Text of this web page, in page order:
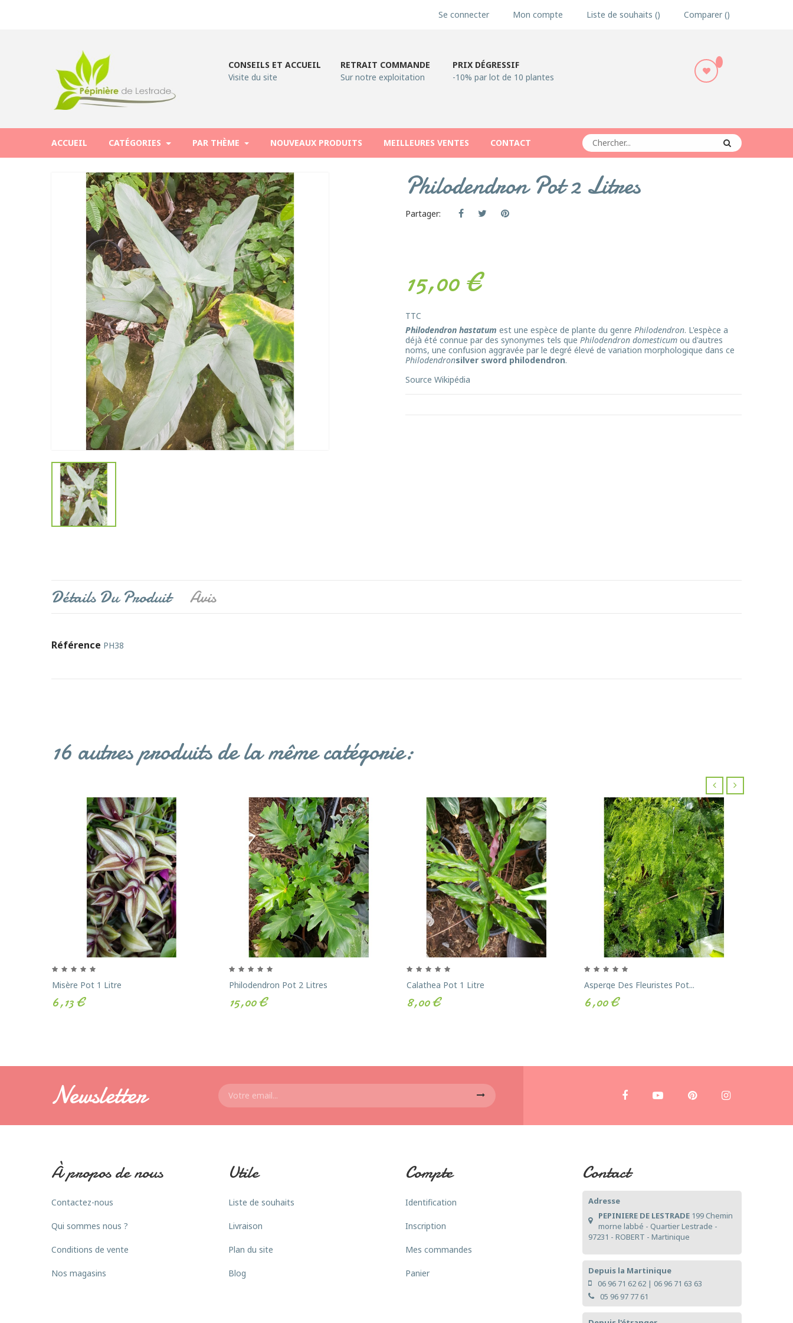
Se connecter Mon compte Liste de souhaits Comparer
CONSEILS ET ACCUEIL
Visite du site
RETRAIT COMMANDE
Sur notre exploitation
PRIX DÉGRESSIF
-10% par lot de 10 plantes
ACCUEIL CATÉGORIES PAR THÈME NOUVEAUX PRODUITS MEILLEURES VENTES CONTACT
Philodendron Pot 2 Litres
Partager:
15,00 €
TTC
Philodendron hastatum est une espèce de plante du genre Philodendron. L'espèce a
déjà été connue par des synonymes tels que Philodendron domesticum ou d'autres
noms, une confusion aggravée par le degré élevé de variation morphologique dans ce
Philodendronsilver sword philodendron.
Source Wikipédia
Détails Du Produit Avis
Référence PH38
16 autres produits de la même catégorie:
Misère Pot 1 Litre
6,13 €
Philodendron Pot 2 Litres
15,00 €
Calathea Pot 1 Litre
8,00 €
Asperge Des Fleuristes Pot...
6,00 €
‹
Newsletter
À propos de nous
Contactez-nous
Qui sommes nous ?
Conditions de vente
Nos magasins
Utile
Liste de souhaits
Livraison
Plan du site
Blog
Compte
Identification
Inscription
Mes commandes
Panier
Contact
Adresse
PEPINIERE DE LESTRADE 199 Chemin
morne labbé - Quartier Lestrade -
97231 - ROBERT - Martinique
Depuis la Martinique
06 96 71 62 62 | 06 96 71 63 63
05 96 97 77 61